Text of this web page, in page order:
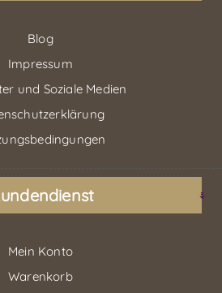
Blog
Impressum
und Soziale Medien
Mein Konto
Warenkorb